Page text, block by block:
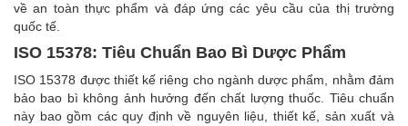
về an toàn thực phẩm và đáp ứng các yêu cầu của thị trường
quốc tế.
ISO 15378: Tiêu Chuẩn Bao Bì Dược Phẩm
ISO 15378 được thiết kế riêng cho ngành dược phẩm, nhằm đảm
bảo bao bì không ảnh hưởng đến chất lượng thuốc. Tiêu chuẩn
này bao gồm các quy định về nguyên liệu, thiết kế, sản xuất và